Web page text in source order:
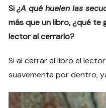
Si¿A qué huelen las
más que un libro, ¿qué te
lector al cerrarlo?
Si al cerrar el libro el
suavemente por dentro,